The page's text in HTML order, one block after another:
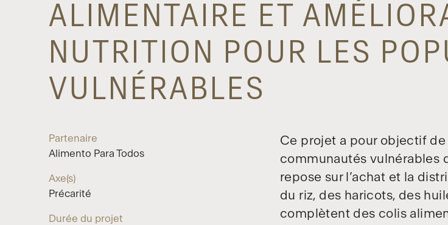
ALIMENTAIRE ET
NUTRITION POUR LES
VULNÉRABLES
Partenaire
Alimento Para Todos
Axe(s)
Précarité
Durée du projet
Ce projet a pour objectif
communautés vulnérables
repose sur l’achat et la
du riz, des haricots, des
complètent des colis